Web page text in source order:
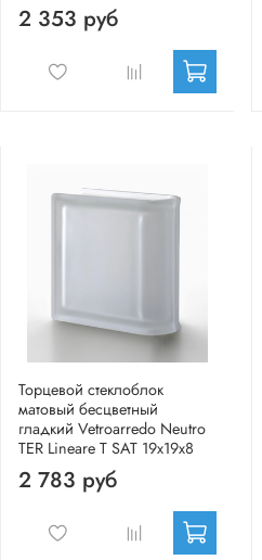
2 353 руб
Торцевой стеклоблок
матовый бесцветный
гладкий Vetroarredo Neutro
TER Lineare T SAT 19x19x8
2 783 руб